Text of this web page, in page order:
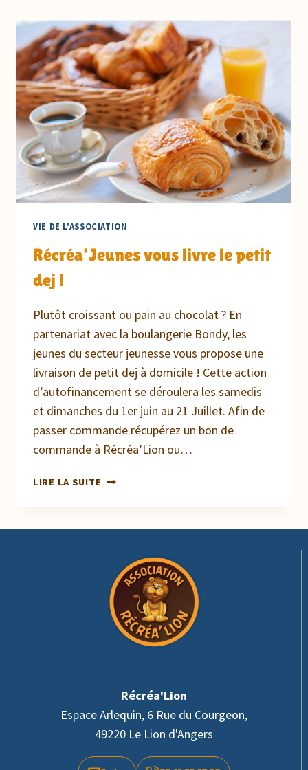
JEUNES
!
VIE DE L'ASSOCIATION
Récréa’Jeunes vous livre le petit
dej !
Plutôt croissant ou pain au chocolat ? En
partenariat avec la boulangerie Bondy, les
jeunes du secteur jeunesse vous propose une
livraison de petit dej à domicile ! Cette action
d’autofinancement se déroulera les samedis
et dimanches du 1er juin au 21 Juillet. Afin de
passer commande récupérez un bon de
commande à Récréa’Lion ou…
LIRE LA SUITE RÉCRÉA’JEUNES
Récréa'Lion
Espace Arlequin, 6 Rue du Courgeon,
49220 Le Lion d'Angers